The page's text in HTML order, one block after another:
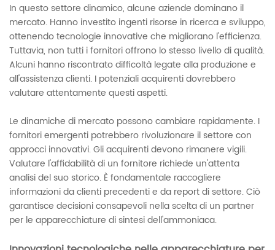
In questo settore dinamico, alcune aziende dominano il
mercato. Hanno investito ingenti risorse in ricerca e sviluppo,
ottenendo tecnologie innovative che migliorano l'efficienza.
Tuttavia, non tutti i fornitori offrono lo stesso livello di qualità.
Alcuni hanno riscontrato difficoltà legate alla produzione e
all'assistenza clienti. I potenziali acquirenti dovrebbero
valutare attentamente questi aspetti.
Le dinamiche di mercato possono cambiare rapidamente. I
fornitori emergenti potrebbero rivoluzionare il settore con
approcci innovativi. Gli acquirenti devono rimanere vigili.
Valutare l'affidabilità di un fornitore richiede un'attenta
analisi del suo storico. È fondamentale raccogliere
informazioni da clienti precedenti e da report di settore. Ciò
garantisce decisioni consapevoli nella scelta di un partner
per le apparecchiature di sintesi dell'ammoniaca.